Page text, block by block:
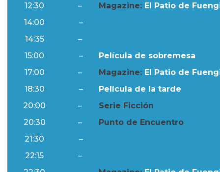
12:30
– Magazine: El Patio de
14:00
–
14:35
–
15:00
–
Película de sobremesa
17:00
– Magazine: El Patio de
18:30
–
Película de la tarde
20:00
–
Serie Ficción
20:30
–
Punto de Encuentro
21:30
–
22:15
–